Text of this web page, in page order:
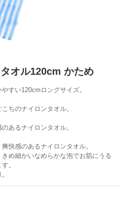
オル120cm かため
すい120cmロングサイズ。
ちのナイロンタオル。
あるナイロンタオル。
快感のあるナイロンタオル。
め細かいなめらかな泡でお肌にうる
。